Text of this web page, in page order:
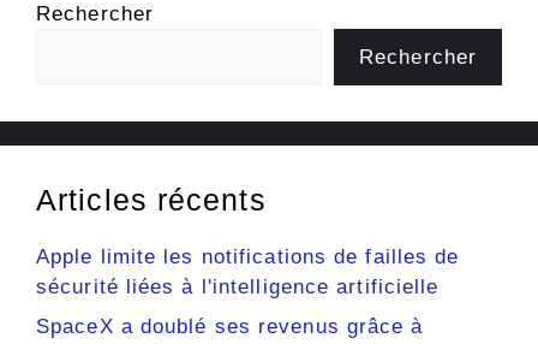
Rechercher
Rechercher
Articles récents
Apple limite les notifications de failles de
sécurité liées à l'intelligence artificielle
SpaceX a doublé ses revenus grâce à